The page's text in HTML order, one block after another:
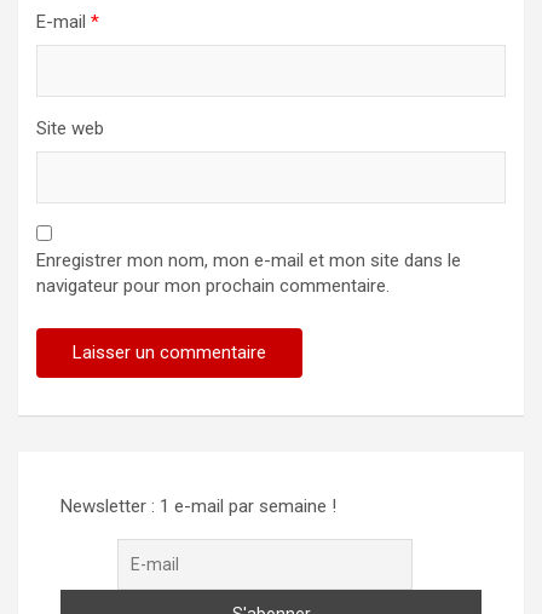
E-mail *
Site web
Enregistrer mon nom, mon e-mail et mon site dans le
navigateur pour mon prochain commentaire.
Newsletter : 1 e-mail par semaine !